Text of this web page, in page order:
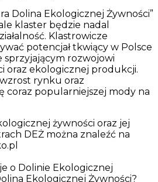
Dolina Ekologicznej Żywności”
klaster będzie nadal
Klastrowicze
potencjał tkwiący w Polsce
sprzyjającym rozwojowi
oraz ekologicznej produkcji.
rynku oraz
coraz popularniejszej mody na
żywności oraz jej
DEŻ można znaleźć na
o Dolinie Ekologicznej
Ekologicznej Żywności?